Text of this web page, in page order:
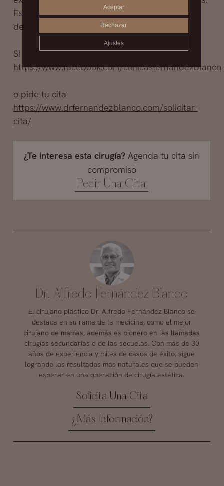
Esta
cirugía estéticaes compleja y el cirujano
debe tener amplia experiencia.
Si deseas consultar entra a
https://www.facebook.com/clinicasfernandezblanco
o pide tu cita
https://www.drfernandezblanco.com/solicitar-
cita/
¿Te interesa esta cirugía? Agenda tu cita sin
compromiso
Pedir Una Cita
Dr. Alfredo Fernández Blanco
El cirujano plástico Dr. Alfredo Fernández Blanco se
destaca en su rama de la medicina, como el mejor
cirujano de mamas, además es pionero en las llamadas
cirugías secundarias o de las secuelas. Con más de 30
años de experiencia y miles de casos de éxito, sigue
logrando los resultados más naturales que se pueden
esperar en una operación de cirugía estética.
Solicita Una Cita
¿Más Información?
Aceptar
Rechazar
Ajustes